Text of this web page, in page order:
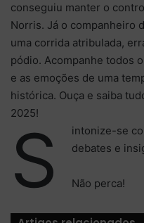
conseguiu manter o
Norris. Já o companheiro
uma corrida atribulada,
pódio. Acompanhe todos
e as emoções de uma
histórica. Ouça e saiba
2025!
S
intonize-se
debates e
Não perca!